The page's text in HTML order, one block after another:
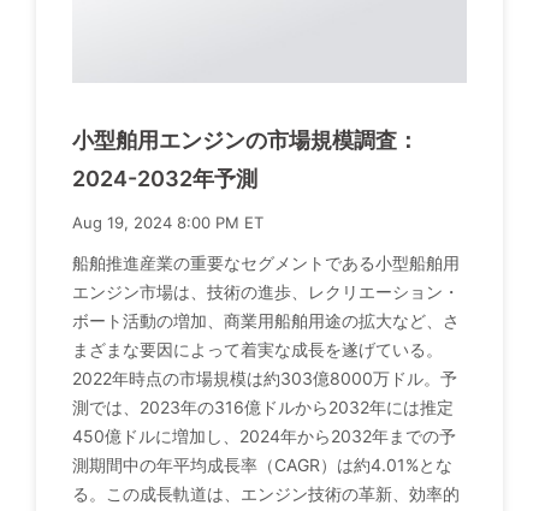
小型舶用エンジンの市場規模調査：
2024-2032年予測
Aug 19, 2024 8:00 PM ET
船舶推進産業の重要なセグメントである小型船舶用
エンジン市場は、技術の進歩、レクリエーション・
ボート活動の増加、商業用船舶用途の拡大など、さ
まざまな要因によって着実な成長を遂げている。
2022年時点の市場規模は約303億8000万ドル。予
測では、2023年の316億ドルから2032年には推定
450億ドルに増加し、2024年から2032年までの予
測期間中の年平均成長率（CAGR）は約4.01%とな
る。この成長軌道は、エンジン技術の革新、効率的